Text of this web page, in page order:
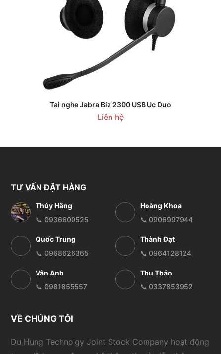
Tai nghe Jabra Biz 2300 USB Uc Duo
Liên hệ
TƯ VẤN ĐẶT HÀNG
Thúy Hằng
📞 0936600525
Hoàng Khoa
📞 0906997944
Quốc Trung
📞 0968626365
Thành Đạt
📞 0964128124
Vân Anh
📞 0981855557
Thu Thảo
📞 0337853952
VỀ CHÚNG TÔI
Du Hung Technolgy Joint Stock Company hoạt động